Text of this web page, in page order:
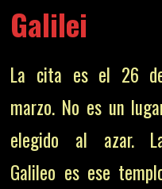
Galilei
La cita es el 26
marzo. No es un
elegido al azar.
Galileo es ese